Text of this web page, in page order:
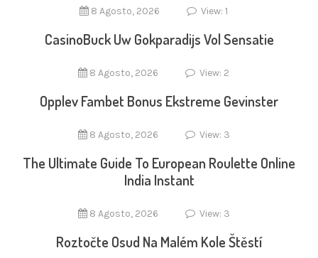
8 Agosto, 2026 View: 1
CasinoBuck Uw Gokparadijs Vol Sensatie
8 Agosto, 2026 View: 2
Opplev Fambet Bonus Ekstreme Gevinster
8 Agosto, 2026 View: 3
The Ultimate Guide To European Roulette Online
India Instant
8 Agosto, 2026 View: 3
Roztočte Osud Na Malém Kole Štěstí